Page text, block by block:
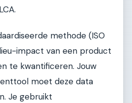
methode (ISO
impact van een product
te kwantificeren. Jouw
moet deze data
Je gebruikt